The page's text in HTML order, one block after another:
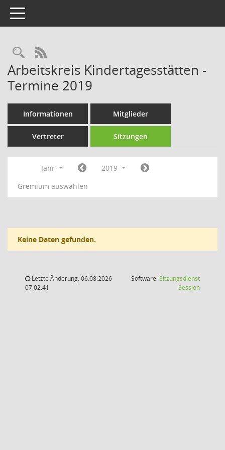
Toggle navigation
Rechercheauswahl
RSS-Feed
Arbeitskreis Kindertagesstätten -
Termine 2019
Informationen Mitglieder
Vertreter Sitzungen
Jahr
2019
Gremium auswählen
Keine Daten gefunden.
Letzte Änderung: 06.08.2026
07:02:41
Software:Sitzungsdienst
Session(Wird in